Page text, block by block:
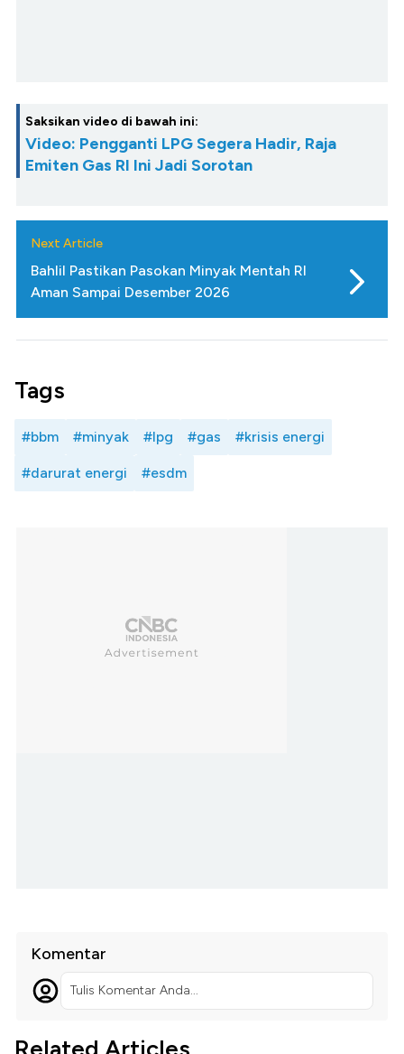
Saksikan video di bawah ini:
Video: Pengganti LPG Segera Hadir, Raja
Emiten Gas RI Ini Jadi Sorotan
Next Article
Bahlil Pastikan Pasokan Minyak Mentah RI
Aman Sampai Desember 2026
Tags
#bbm #minyak #lpg #gas #krisis energi
#darurat energi #esdm
Komentar
Tulis Komentar Anda...
Related Articles